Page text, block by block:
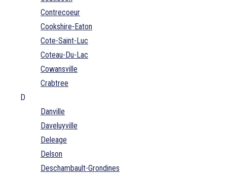
Contrecoeur
Cookshire-Eaton
Cote-Saint-Luc
Coteau-Du-Lac
Cowansville
Crabtree
D
Danville
Daveluyville
Deleage
Delson
Deschambault-Grondines